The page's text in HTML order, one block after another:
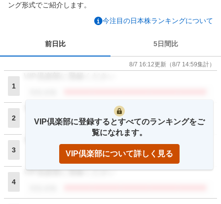
ング形式でご紹介します。
今注目の日本株ランキングについて
前日比 5日間比
8/7 16:12更新 （8/7 14:59集計）
1
2
VIP倶楽部に登録ください
閲覧者数
3
4
VIP倶楽部に登録ください
VIP倶楽部に登録するとすべてのランキングをご
覧になれます。
VIP倶楽部について詳しく見る